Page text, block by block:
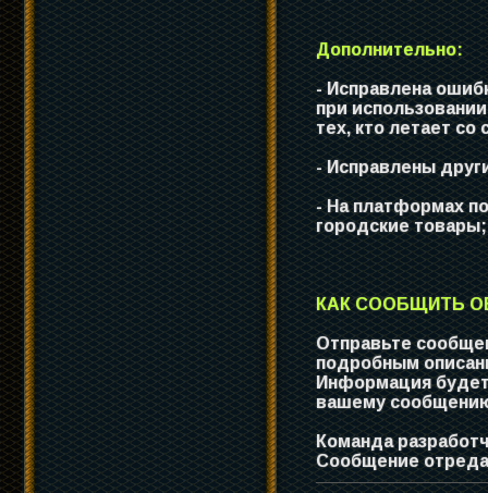
Дополнительно:
- Исправлена
при
тех, кто летает со
- Исправлены
- На платформах
городские товары;
КАК СООБЩИТЬ
Отправьте
подробным
Информация
вашему сообщению
Команда
Сообщение